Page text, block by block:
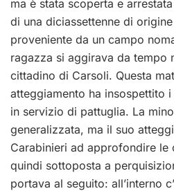
ma è stata scoperta e
di una diciassettenne di
proveniente da un campo
ragazza si aggirava da tempo
cittadino di Carsoli. Questa
atteggiamento ha insospettito
in servizio di pattuglia. La
generalizzata, ma il suo
Carabinieri ad approfondire le
quindi sottoposta a
portava al seguito: all’interno